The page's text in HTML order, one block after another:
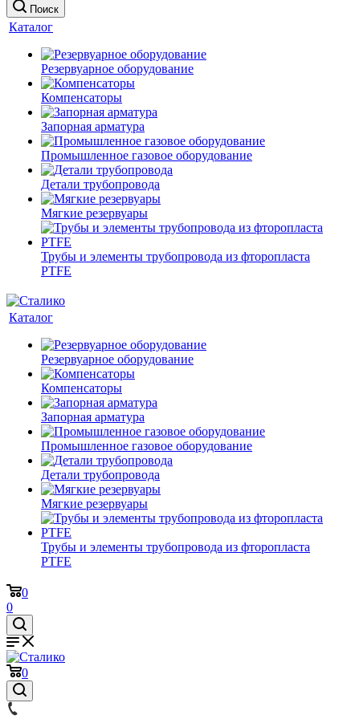
Поиск
Каталог
Резервуарное оборудование
Компенсаторы
Запорная арматура
Промышленное газовое оборудование
Детали трубопровода
Мягкие резервуары
Трубы и элементы трубопровода из фторопласта
PTFE
Каталог
Резервуарное оборудование
Компенсаторы
Запорная арматура
Промышленное газовое оборудование
Детали трубопровода
Мягкие резервуары
Трубы и элементы трубопровода из фторопласта
PTFE
0
0
0